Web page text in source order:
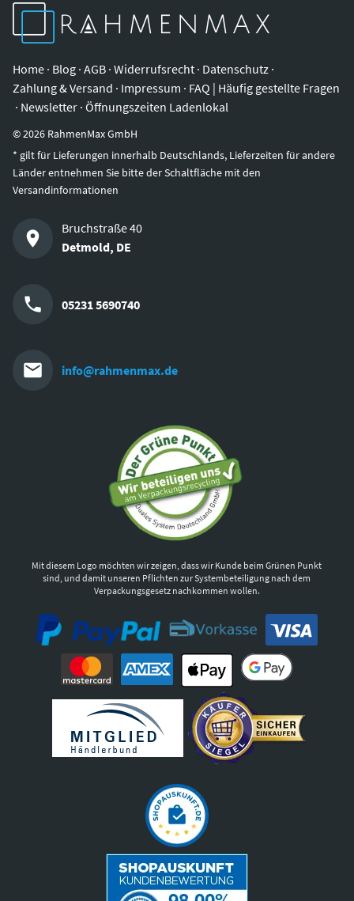
Home · Blog · AGB · Widerrufsrecht · Datenschutz ·
Zahlung & Versand · Impressum · FAQ | Häufig gestellte Fragen
· Newsletter · Öffnungszeiten Ladenlokal
©2026 RahmenMax GmbH
* gilt für Lieferungen innerhalb Deutschlands, Lieferzeiten für andere
Länder entnehmen Sie bitte der Schaltfläche mit den
Versandinformationen
Bruchstraße 40
Detmold, DE
05231 5690740
info@rahmenmax.de
Mit diesem Logo möchten wir zeigen, dass wir Kunde beim Grünen Punkt
sind, und damit unseren Pflichten zur Systembeteiligung nach dem
Verpackungsgesetz nachkommen wollen.